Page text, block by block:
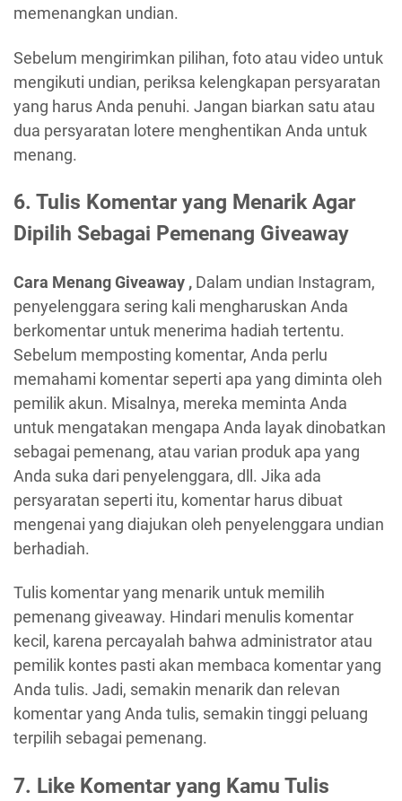
memenangkan undian.
Sebelum mengirimkan pilihan, foto atau video untuk
mengikuti undian, periksa kelengkapan persyaratan
yang harus Anda penuhi. Jangan biarkan satu atau
dua persyaratan lotere menghentikan Anda untuk
menang.
6. Tulis Komentar yang Menarik Agar
Dipilih Sebagai Pemenang Giveaway
Cara Menang Giveaway , Dalam undian Instagram,
penyelenggara sering kali mengharuskan Anda
berkomentar untuk menerima hadiah tertentu.
Sebelum memposting komentar, Anda perlu
memahami komentar seperti apa yang diminta oleh
pemilik akun. Misalnya, mereka meminta Anda
untuk mengatakan mengapa Anda layak dinobatkan
sebagai pemenang, atau varian produk apa yang
Anda suka dari penyelenggara, dll. Jika ada
persyaratan seperti itu, komentar harus dibuat
mengenai yang diajukan oleh penyelenggara undian
berhadiah.
Tulis komentar yang menarik untuk memilih
pemenang giveaway. Hindari menulis komentar
kecil, karena percayalah bahwa administrator atau
pemilik kontes pasti akan membaca komentar yang
Anda tulis. Jadi, semakin menarik dan relevan
komentar yang Anda tulis, semakin tinggi peluang
terpilih sebagai pemenang.
7. Like Komentar yang Kamu Tulis